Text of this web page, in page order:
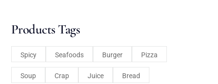
Products Tags
Spicy Seafoods Burger Pizza
Soup Crap Juice Bread